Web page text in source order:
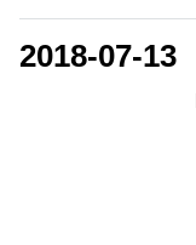
2018-07-13